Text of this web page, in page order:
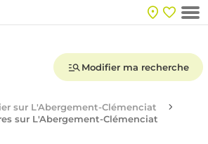
Modifier ma recherche
sur L'Abergement-Clémenciat
sur L'Abergement-Clémenciat